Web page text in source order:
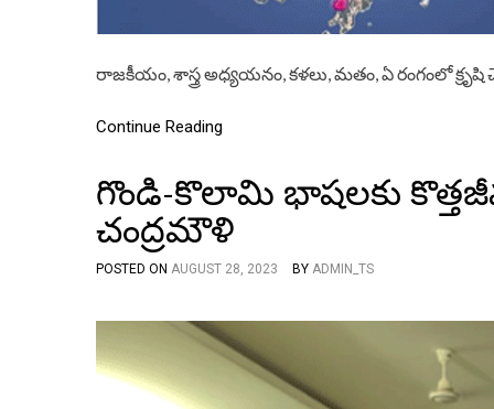
రాజకీయం, శాస్త్ర అధ్యయనం, కళలు, మతం, ఏ రంగంలో
Continue Reading
గొండి-కొలామి భాషలకు
చంద్రమౌళి
POSTED ON AUGUST 28, 2023 BY ADMIN_TS